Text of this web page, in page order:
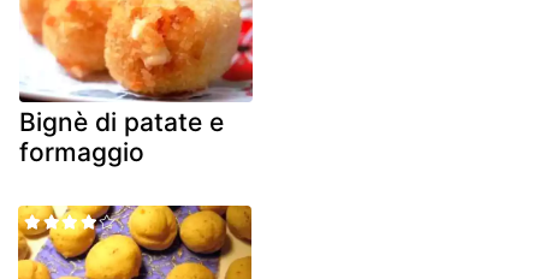
Bignè di patate e
formaggio